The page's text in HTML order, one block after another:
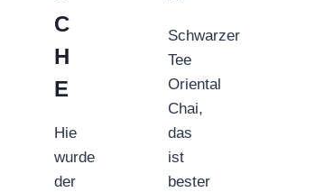
C
H
E
Hie
wurde
der
Schwarzer
Tee
Oriental
Chai,
das
ist
bester